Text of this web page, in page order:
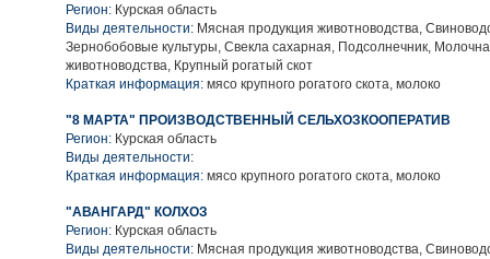
Регион: Курская область
Виды деятельности: Мясная продукция животноводства,
Зернобобовые культуры, Свекла сахарная, Подсолнечник,
животноводства, Крупный рогатый скот
Краткая информация: мясо крупного рогатого скота, молоко
"8 МАРТА" ПРОИЗВОДСТВЕННЫЙ СЕЛЬХОЗКООПЕРАТИВ
Регион: Курская область
Виды деятельности:
Краткая информация: мясо крупного рогатого скота, молоко
"АВАНГАРД" КОЛХОЗ
Регион: Курская область
Виды деятельности: Мясная продукция животноводства,